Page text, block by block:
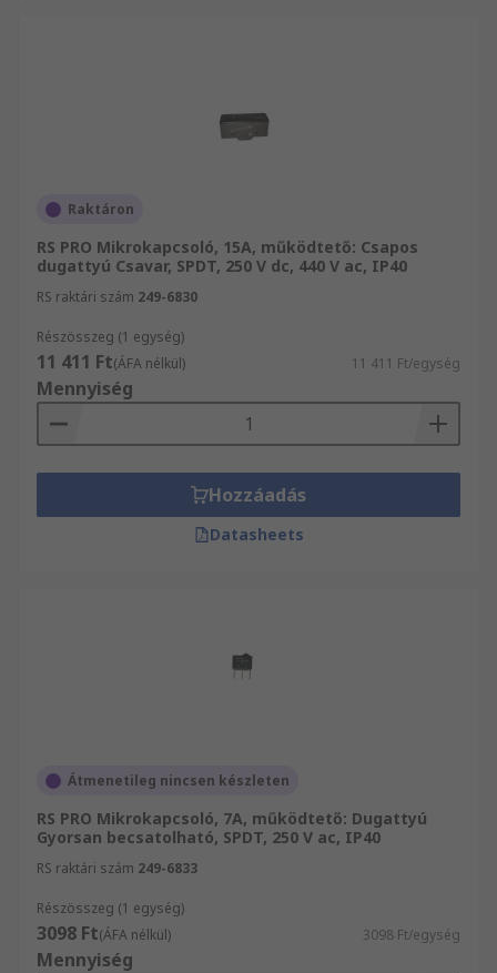
Raktáron
RS PRO Mikrokapcsoló, 15A, működtető: Csapos
dugattyú Csavar, SPDT, 250 V dc, 440 V ac, IP40
RS raktári szám 249-6830
Részösszeg (1 egység)
11 411 Ft(ÁFA nélkül) 11 411 Ft/egység
Mennyiség
Hozzáadás
Datasheets
Átmenetileg nincsen készleten
RS PRO Mikrokapcsoló, 7A, működtető: Dugattyú
Gyorsan becsatolható, SPDT, 250 V ac, IP40
RS raktári szám 249-6833
Részösszeg (1 egység)
3098 Ft(ÁFA nélkül) 3098 Ft/egység
Mennyiség